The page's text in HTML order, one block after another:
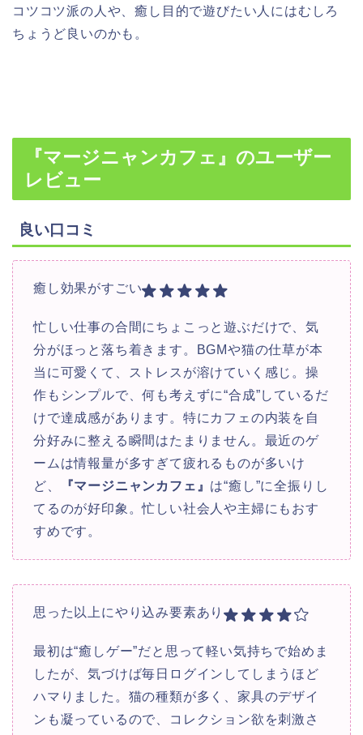
コツコツ派の人や、癒し目的で遊びたい人にはむしろ
ちょうど良いのかも。
『マージニャンカフェ』 のユーザー
レビュー
良い口コミ
癒し効果がすごい
忙しい仕事の合間にちょこっと遊ぶだけで、気
分がほっと落ち着きます。BGMや猫の仕草が本
当に可愛くて、ストレスが溶けていく感じ。操
作もシンプルで、何も考えずに“合成”しているだ
けで達成感があります。特にカフェの内装を自
分好みに整える瞬間はたまりません。最近のゲ
ームは情報量が多すぎて疲れるものが多いけ
ど、
『マージニャンカフェ』 は“癒し”に全振りし
てるのが好印象。忙しい社会人や主婦にもおす
すめです。
思った以上にやり込み要素あり
最初は“癒しゲー”だと思って軽い気持ちで始めま
したが、気づけば毎日ログインしてしまうほど
ハマりました。猫の種類が多く、家具のデザイ
ンも凝っているので、コレクション欲を刺激さ